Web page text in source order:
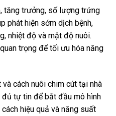
tăng trưởng, số lượng trứng
phát hiện sớm dịch bệnh,
nhiệt độ và mật độ nuôi.
trọng để tối ưu hóa năng
cách nuôi chim cút tại nhà
tự tin để bắt đầu mô hình
hiệu quả và năng suất